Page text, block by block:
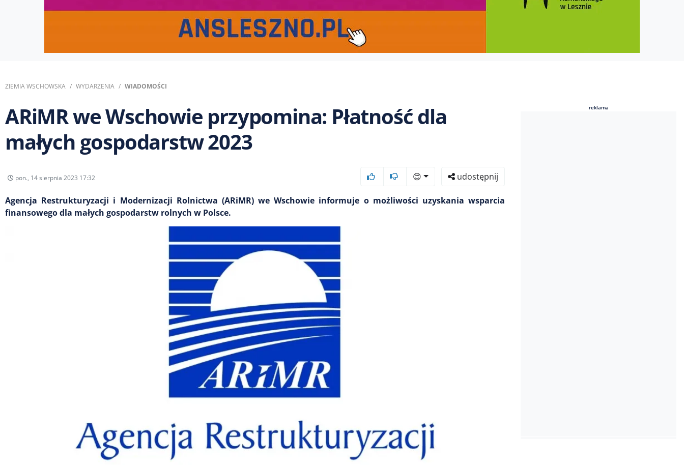
ZIEMIA WSCHOWSKA WYDARZENIA WIADOMOŚCI
ARiMR we Wschowie przypomina: Płatność dla
małych gospodarstw 2023
pon., 14 sierpnia 2023 17:32 😊 udostępnij
Agencja Restrukturyzacji i Modernizacji Rolnictwa (ARiMR) we Wschowie informuje o możliwości uzyskania wsparcia
finansowego dla małych gospodarstw rolnych w Polsce.
reklama
reklama